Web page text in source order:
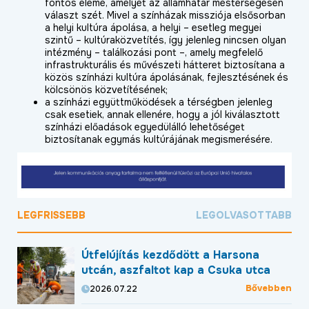
fontos eleme, amelyet az államhatár mesterségesen
választ szét. Mivel a színházak missziója elsősorban
a helyi kultúra ápolása, a helyi – esetleg megyei
szintű – kultúraközvetítés, így jelenleg nincsen olyan
intézmény – találkozási pont –, amely megfelelő
infrastrukturális és művészeti hátteret biztosítana a
közös színházi kultúra ápolásának, fejlesztésének és
kölcsönös közvetítésének;
a színházi együttműködések a térségben jelenleg
csak esetiek, annak ellenére, hogy a jól kiválasztott
színházi előadások egyedülálló lehetőséget
biztosítanak egymás kultúrájának megismerésére.
LEGFRISSEBB LEGOLVASOTTABB
Útfelújítás kezdődött a Harsona
utcán, aszfaltot kap a Csuka utca
2026.07.22 Bővebben